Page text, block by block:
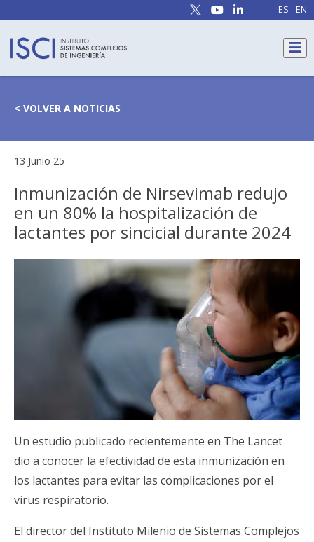
ES EN
< VOLVER A NOTICIAS
13 Junio 25
Inmunización de Nirsevimab redujo
en un 80% la hospitalización de
lactantes por sincicial durante 2024
Un estudio publicado recientemente en The Lancet
dio a conocer la efectividad de esta inmunización en
los lactantes para evitar las complicaciones por el
virus respiratorio.
El director del Instituto Milenio de Sistemas Complejos